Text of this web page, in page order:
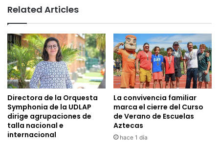
Related Articles
Directora de la Orquesta
Symphonia de la UDLAP
dirige agrupaciones de
talla nacional e
internacional
La convivencia familiar
marca el cierre del Curso
de Verano de Escuelas
Aztecas
hace 1 día